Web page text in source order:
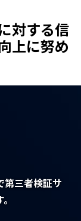
対する信
上に努め
第三者検証サ